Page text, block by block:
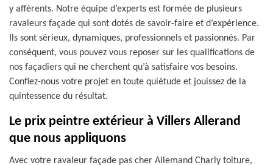
y afférents. Notre équipe d’experts est formée de plusieurs
ravaleurs façade qui sont dotés de savoir-faire et d’expérience.
Ils sont sérieux, dynamiques, professionnels et passionnés. Par
conséquent, vous pouvez vous reposer sur les qualifications de
nos façadiers qui ne cherchent qu’à satisfaire vos besoins.
Confiez-nous votre projet en toute quiétude et jouissez de la
quintessence du résultat.
Le prix peintre extérieur à Villers Allerand
que nous appliquons
Avec votre ravaleur façade pas cher Allemand Charly toiture,